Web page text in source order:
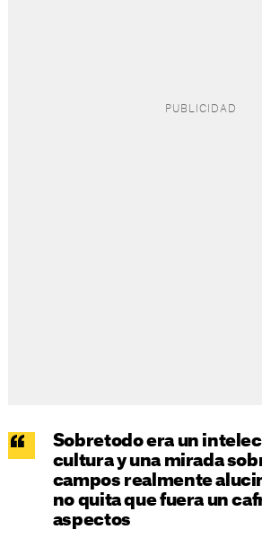
Sobretodo era un
cultura y una mirada
campos realmente
no quita que fuera un
aspectos